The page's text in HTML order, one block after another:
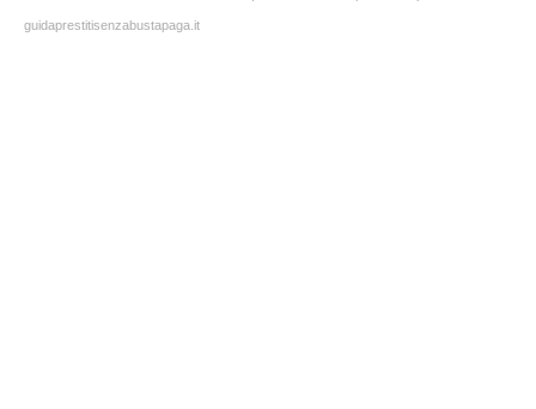
guidaprestitisenzabustapaga.it